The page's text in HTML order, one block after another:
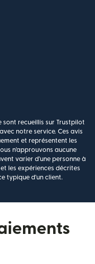
sont recueillis sur Trustpilot
notre service. Ces avis
et représentent les
n'approuvons aucune
varier d'une personne à
les expériences décrites
typique d'un client.